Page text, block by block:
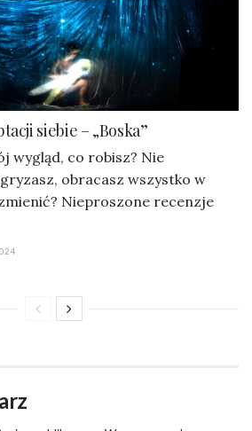
siebie – „Boska”
wygląd, co robisz? Nie
obracasz wszystko w
Nieproszone recenzje